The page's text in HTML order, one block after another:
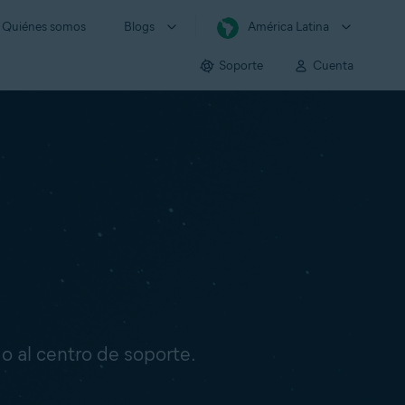
Quiénes somos Blogs América Latina
Soporte Cuenta
al centro de soporte.